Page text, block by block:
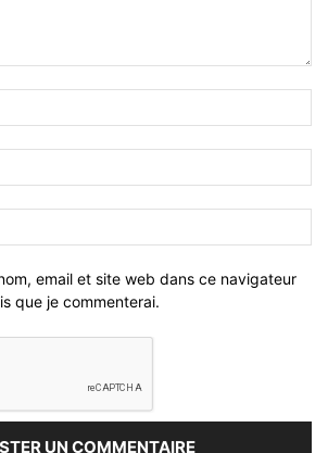
email et site web dans ce navigateur
que je commenterai.